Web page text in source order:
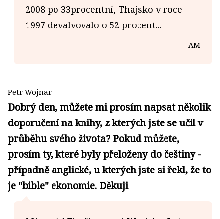
2008 po 33procentní, Thajsko v roce
1997 devalvovalo o 52 procent...
AM
Petr Wojnar
Dobrý den, můžete mi prosím napsat několik
doporučení na knihy, z kterých jste se učil v
průběhu svého života? Pokud můžete,
prosím ty, které byly přeloženy do češtiny -
případně anglické, u kterých jste si řekl, že to
je "bible" ekonomie. Děkuji